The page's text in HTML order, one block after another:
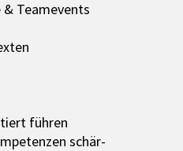
Team­e­vents
führen
schär­